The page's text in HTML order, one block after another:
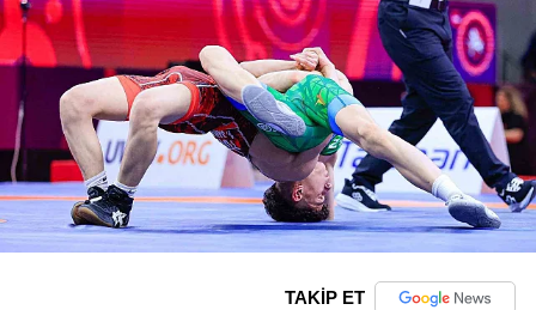
TAKİP ET